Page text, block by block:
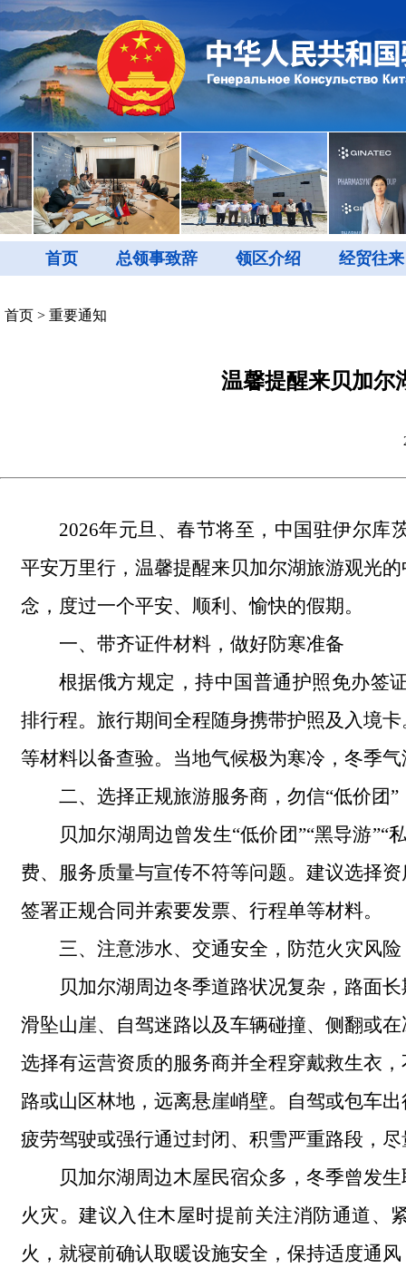
首页 总领事致辞 领区介绍 经贸往来
首页 > 重要通知
温馨提醒来贝加尔
2026年元旦、春节将至，中国驻伊尔库
平安万里行，温馨提醒来贝加尔湖旅游观光
念，度过一个平安、顺利、愉快的假期。
一、带齐证件材料，做好防寒准备
根据俄方规定，持中国普通护照免办签
排行程。旅行期间全程随身携带护照及入境
等材料以备查验。当地气候极为寒冷，冬季
二、选择正规旅游服务商，勿信“低价团”
贝加尔湖周边曾发生“低价团”“黑导游
费、服务质量与宣传不符等问题。建议选择
签署正规合同并索要发票、行程单等材料。
三、注意涉水、交通安全，防范火灾风险
贝加尔湖周边冬季道路状况复杂，路面
滑坠山崖、自驾迷路以及车辆碰撞、侧翻或
选择有运营资质的服务商并全程穿戴救生衣
路或山区林地，远离悬崖峭壁。自驾或包车
疲劳驾驶或强行通过封闭、积雪严重路段，
贝加尔湖周边木屋民宿众多，冬季曾发
火灾。建议入住木屋时提前关注消防通道、
火，就寝前确认取暖设施安全，保持适度通